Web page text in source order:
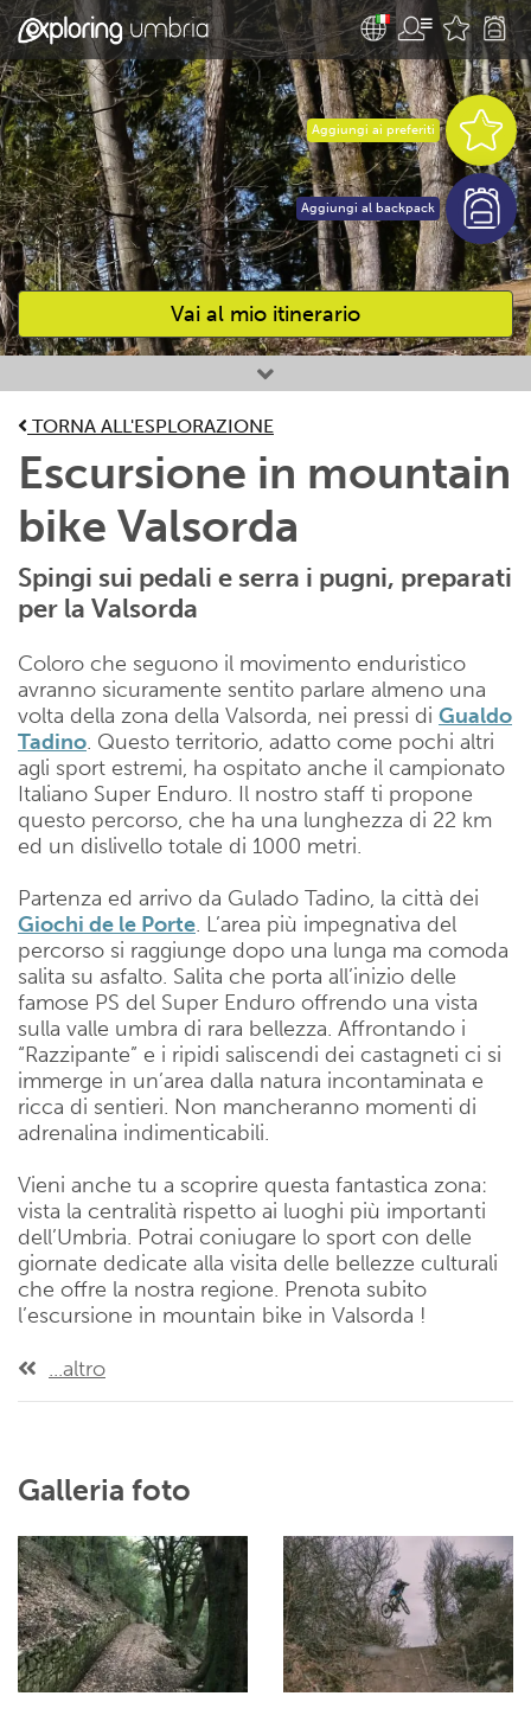
Vai al mio itinerario
Attività preferite
Aggiungi ai preferiti
Aggiungi al backpack
TORNA ALL'ESPLORAZIONE
Escursione in mountain
bike Valsorda
Spingi sui pedali e serra i pugni, preparati
per la Valsorda
Coloro che seguono il movimento enduristico
avranno sicuramente sentito parlare almeno una
volta della zona della Valsorda, nei pressi di Gualdo
Tadino. Questo territorio, adatto come pochi altri
agli sport estremi, ha ospitato anche il campionato
Italiano Super Enduro. Il nostro staff ti propone
questo percorso, che ha una lunghezza di 22 km
ed un dislivello totale di 1000 metri.
Partenza ed arrivo da Gulado Tadino, la città dei
Giochi de le Porte. L’area più impegnativa del
percorso si raggiunge dopo una lunga ma comoda
salita su asfalto. Salita che porta all’inizio delle
famose PS del Super Enduro offrendo una vista
sulla valle umbra di rara bellezza. Affrontando i
“Razzipante” e i ripidi saliscendi dei castagneti ci si
immerge in un’area dalla natura incontaminata e
ricca di sentieri. Non mancheranno momenti di
adrenalina indimenticabili.
Vieni anche tu a scoprire questa fantastica zona:
vista la centralità rispetto ai luoghi più importanti
dell’Umbria. Potrai coniugare lo sport con delle
giornate dedicate alla visita delle bellezze culturali
che offre la nostra regione. Prenota subito
l’escursione in mountain bike in Valsorda !
...altro
Galleria foto